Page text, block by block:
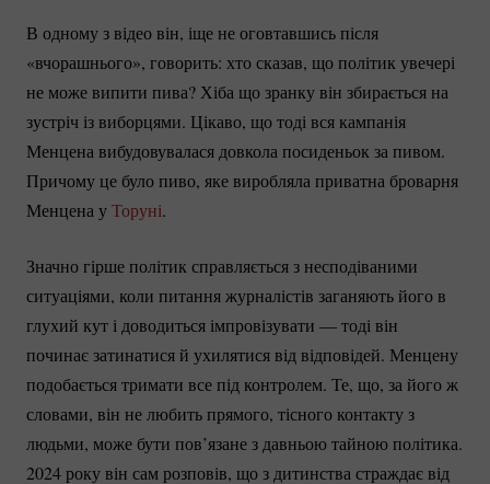
В одному з відео він, іще не оговтавшись після
«вчорашнього», говорить: хто сказав, що політик увечері
не може випити пива? Хіба що зранку він збирається на
зустріч із виборцями. Цікаво, що тоді вся кампанія
Менцена вибудовувалася довкола посиденьок за пивом.
Причому це було пиво, яке виробляла приватна броварня
Менцена уТоруні.
Значно гірше політик справляється з несподіваними
ситуаціями, коли питання журналістів заганяють його в
глухий кут і доводиться імпровізувати — тоді він
починає затинатися й ухилятися від відповідей. Менцену
подобається тримати все під контролем. Те, що, за його ж
словами, він не любить прямого, тісного контакту з
людьми, може бути пов’язане з давньою тайною політика.
2024 року він сам розповів, що з дитинства страждає від